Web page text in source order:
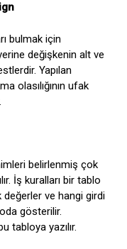
bulmak için
değişkenin alt ve
Yapılan
olasılığının ufak
belirlenmiş çok
İş kuralları bir tablo
değerler ve hangi girdi
gösterilir.
tabloya yazılır.